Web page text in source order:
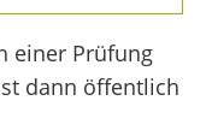
einer Prüfung
dann öffentlich